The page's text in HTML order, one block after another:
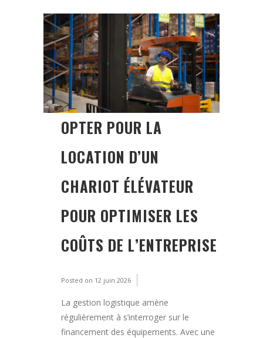
OPTER POUR LA
LOCATION D’UN
CHARIOT ÉLÉVATEUR
POUR OPTIMISER LES
COÛTS DE L’ENTREPRISE
Posted on 12 juin 2026
La gestion logistique amène
régulièrement à s’interroger sur le
financement des équipements. Avec une